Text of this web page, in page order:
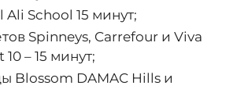
пребывания на
Также собственник
возможность при
её в аренду и
от своих вложений.
School 15 минут;
Spinneys, Carrefour и Viva
10 – 15 минут;
Blossom DAMAC Hills и